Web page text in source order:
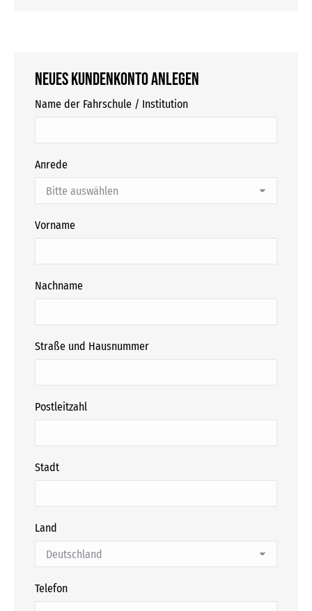
Neues Kundenkonto anlegen
Name der Fahrschule / Institution
Anrede
Vorname
Nachname
Straße und Hausnummer
Postleitzahl
Stadt
Land
Telefon